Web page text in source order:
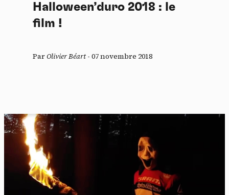
Halloween’duro 2018 : le
film !
ParOlivier Béart- 07 novembre 2018